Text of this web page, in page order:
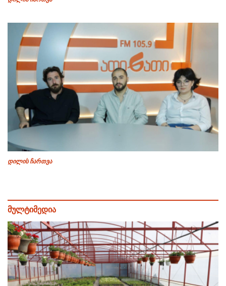
დილის ჩართვა
მულტიმედია